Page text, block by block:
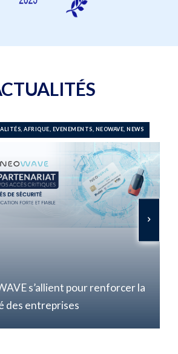
AFRIQUE, EVENEMENTS, NEOWAVE, NEWS
s’allient pour renforcer la
des entreprises